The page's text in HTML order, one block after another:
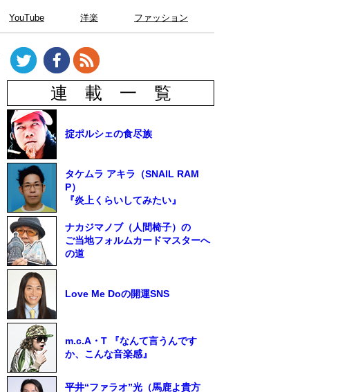
YouTube 洋楽 ファッション
連 載 一 覧
掟ポルシェの食尽族
タケムラ アキラ（SNAIL RAM
P）
『炎上くらいしてみたい』
ナカジマノブ（人間椅子）の
ご当地フォルムカードマスターへ
の道
Love Me Doの開運SNS
m.c.A・T 『なんて言うんです
か、こんな音楽感』
平井“ファラオ”光（馬鹿よ貴方